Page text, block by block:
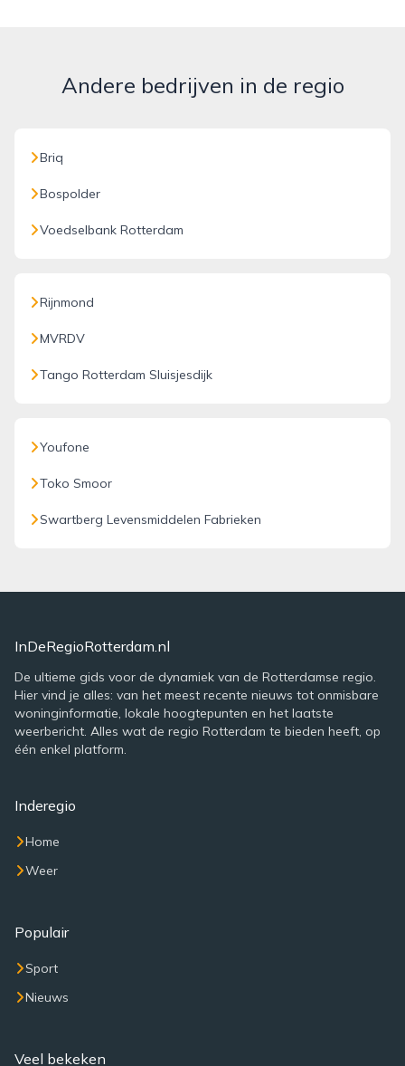
Andere bedrijven in de regio
Briq
Bospolder
Voedselbank Rotterdam
Rijnmond
MVRDV
Tango Rotterdam Sluisjesdijk
Youfone
Toko Smoor
Swartberg Levensmiddelen Fabrieken
InDeRegioRotterdam.nl
De ultieme gids voor de dynamiek van de Rotterdamse regio.
Hier vind je alles: van het meest recente nieuws tot onmisbare
woninginformatie, lokale hoogtepunten en het laatste
weerbericht. Alles wat de regio Rotterdam te bieden heeft, op
één enkel platform.
Inderegio
Home
Weer
Populair
Sport
Nieuws
Veel bekeken